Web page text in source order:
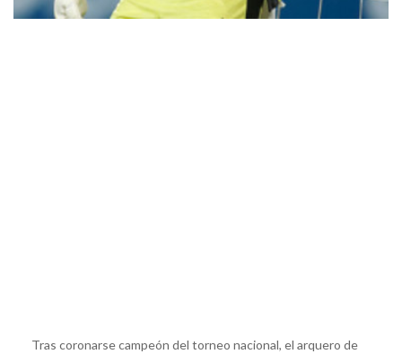
Tras coronarse campeón del torneo nacional, el arquero de